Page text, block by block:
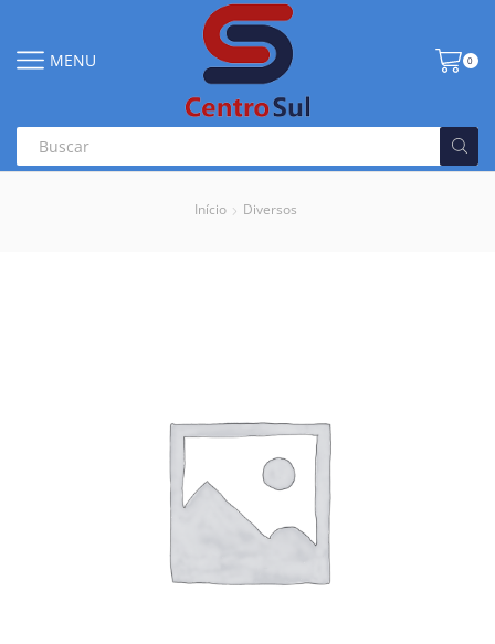
MENU 0
Início Diversos